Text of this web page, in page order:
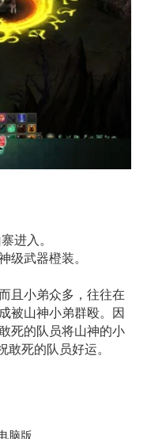
进入。
级武器橙装。
且小弟众多，往往在
被山神小弟群殴。因
死的队员将山神的小
敢死的队员好运。
脑版